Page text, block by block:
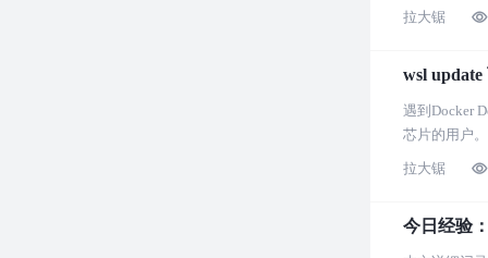
拉大锯
wsl
遇到Docker
芯片的用户。
拉大锯
今日经验